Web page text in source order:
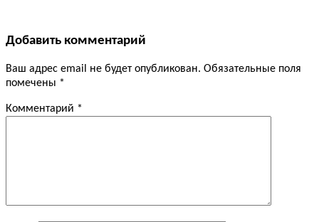
Добавить комментарий
Ваш адрес email не будет опубликован. Обязательные поля
помечены *
Комментарий *